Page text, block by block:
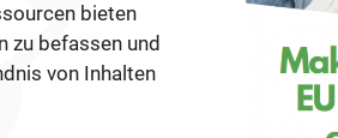
bieten
zu befassen und
von Inhalten